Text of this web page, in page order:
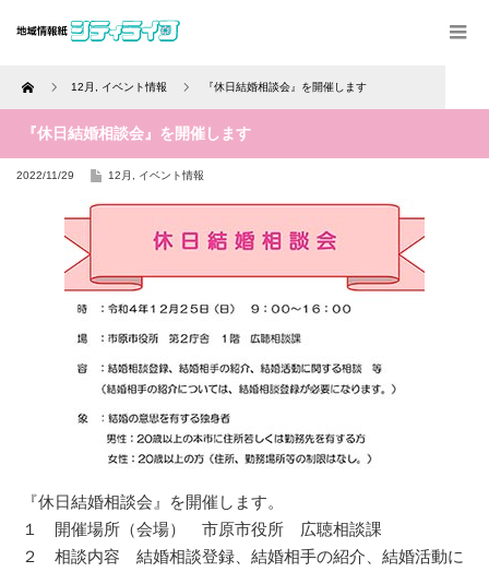
Home 12月 イベント情報 『休日結婚相談会』を開催します
『休日結婚相談会』を開催します
2022/11/29 12月 イベント情報
『休日結婚相談会』を開催します。
１ 開催場所（会場） 市原市役所 広聴相談課
２ 相談内容 結婚相談登録、結婚相手の紹介、結婚活動に